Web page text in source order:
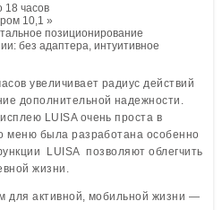
18 часов
10,1 »
позиционирование
без адаптера, интуитивное
увеличивает радиус действий
дополнительной надежности.
LUISA очень проста в
меню была разработана особенно
LUISA позволяют облегчить
жизни.
для активной, мобильной жизни —